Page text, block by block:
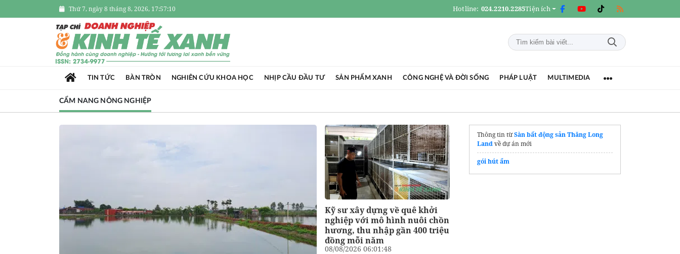
Thứ 7, ngày 8 tháng 8, 2026, 17:57:11 Hotline: 024.2210.2285Tiện ích
TIN TỨC BÀN TRÒN NGHIÊN CỨU KHOA HỌC NHỊP CẦU ĐẦU TƯ SẢN PHẨM XANH CÔNG NGHỆ VÀ ĐỜI SỐNG PHÁP LUẬT MULTIMEDIA
CẨM NANG NÔNG NGHIỆP
Kỹ sư xây dựng về quê khởi
nghiệp với mô hình nuôi chồn
hương, thu nhập gần 400 triệu
đồng mỗi năm
08/08/2026 06:01:48
Thông tin từSàn bất động sản Thăng Long
Landvề dự án mới
gói hút ẩm